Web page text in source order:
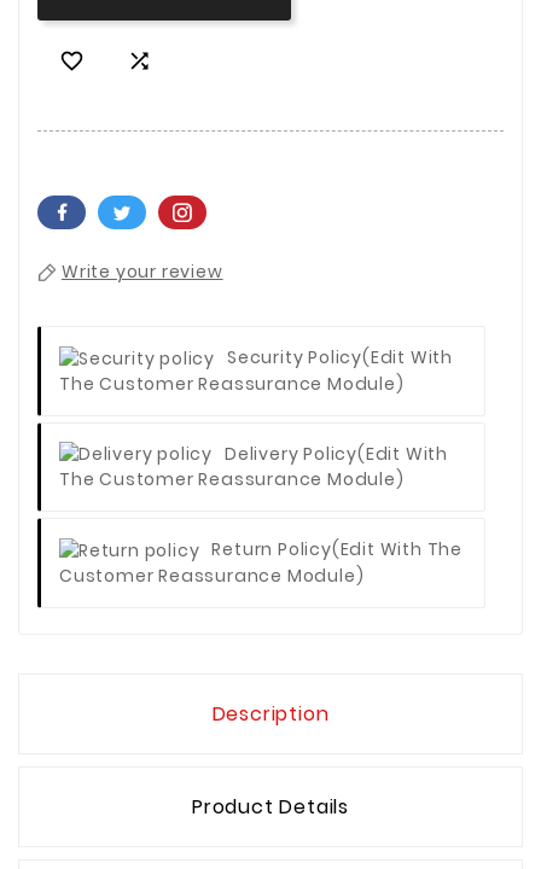
 
Write your review
Security Policy(edit With
The Customer Reassurance Module)
Delivery Policy(edit With
The Customer Reassurance Module)
Return Policy(edit With The
Customer Reassurance Module)
Description
Product Details